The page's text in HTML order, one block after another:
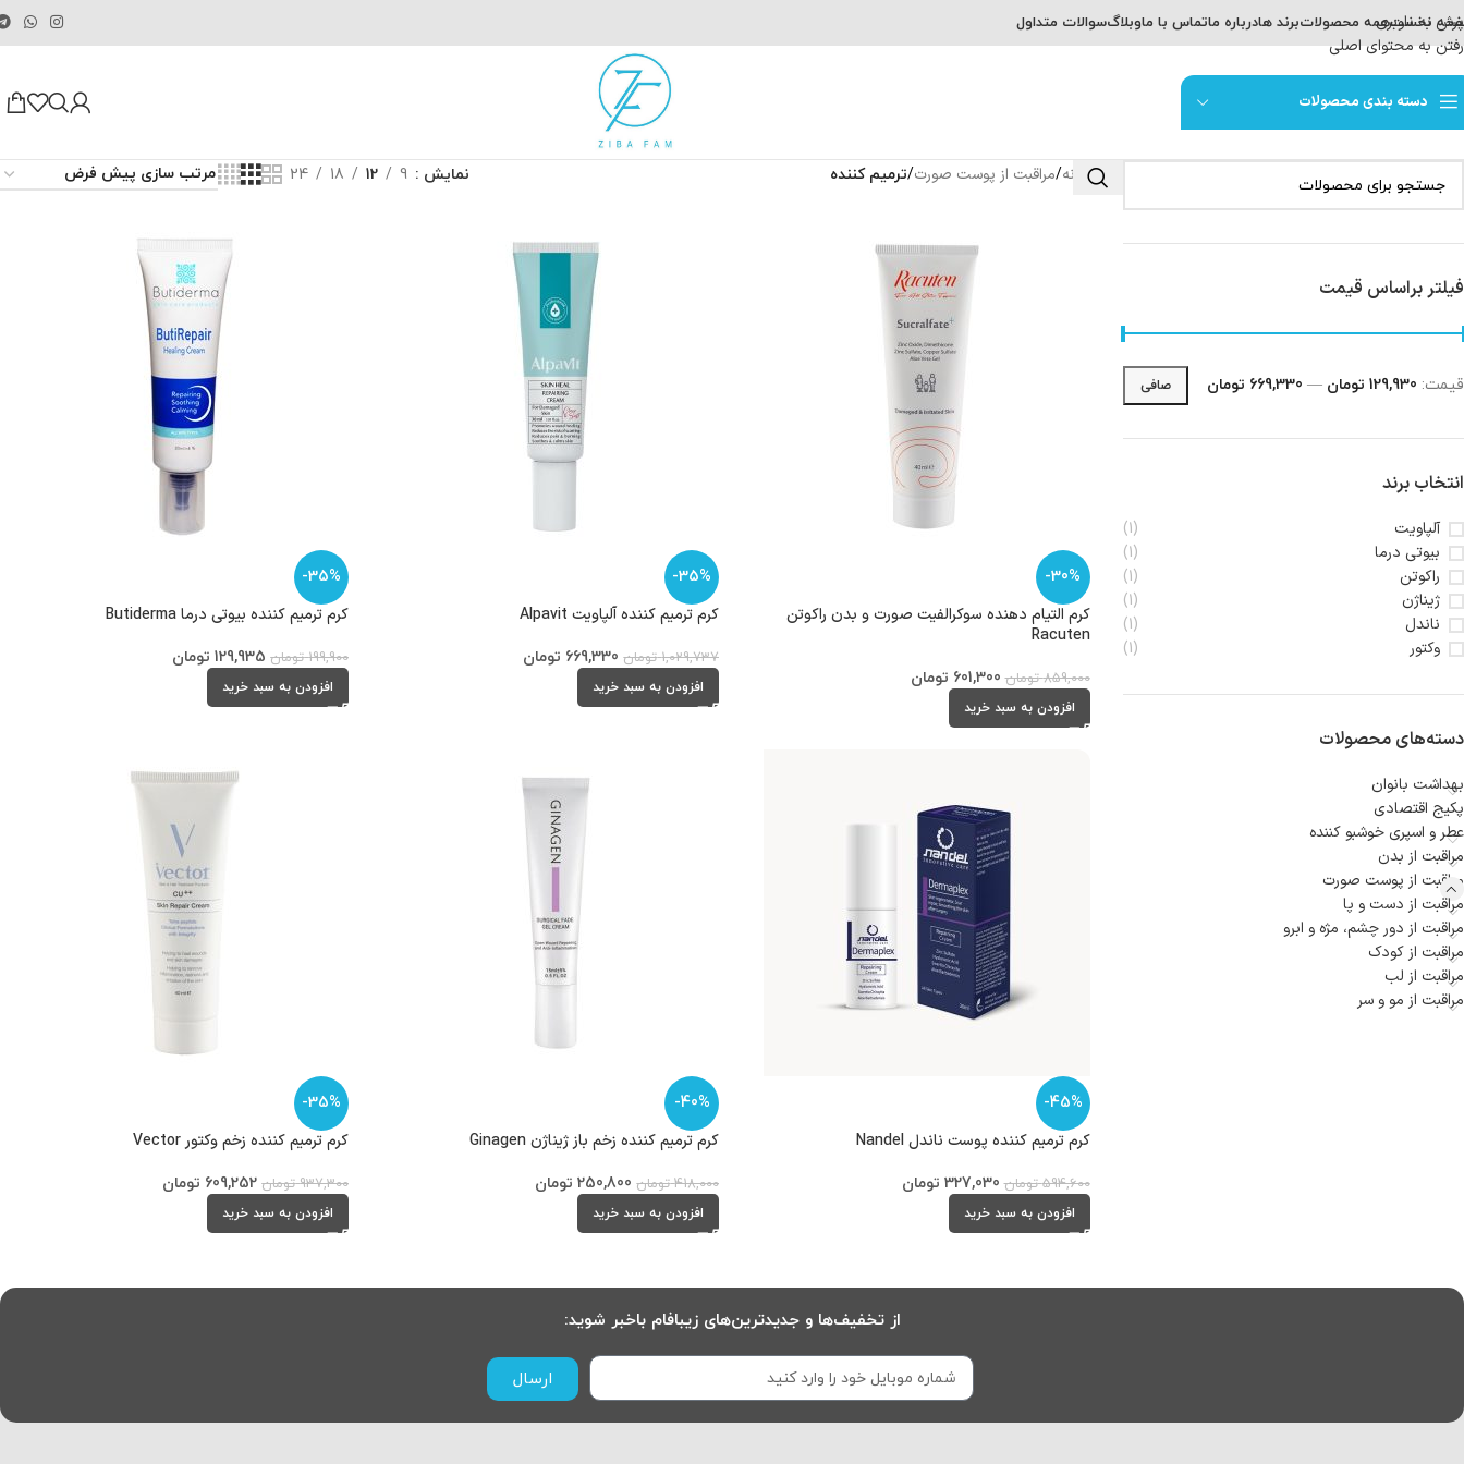
پرش به ناوبری
رفتن به محتوای اصلی
نخستهمه محصولاتبرند هادرباره ماتماس با ماوبلاگسوالات متداول
دسته بندی محصولات
فیلتر براساس قیمت
صافی قيمت: 129,930 تومان — 669,330 تومان
انتخاب برند
آلپاویت (1)
بیوتی درما (1)
راکوتن (1)
ژیناژن (1)
ناندل (1)
وکتور (1)
دسته‌های محصولات
بهداشت بانوان
پکیج اقتصادی
عطر و اسپری خوشبو کننده
مراقبت از بدن
مراقبت از پوست صورت
مراقبت از دست و پا
مراقبت از دور چشم، مژه و ابرو
مراقبت از کودک
مراقبت از لب
مراقبت از مو و سر
خانه/مراقبت از پوست صورت/ترمیم کننده نمایش 9
12
18
24
-30%
کرم التیام دهنده سوکرالفیت صورت و بدن راکوتن
Racuten
859,000 تومان 601,300 تومان
افزودن به سبد خرید
-35%
کرم ترمیم کننده آلپاویت Alpavit
1,029,737 تومان 669,330 تومان
افزودن به سبد خرید
-35%
کرم ترمیم کننده بیوتی درما Butiderma
199,900 تومان 129,935 تومان
افزودن به سبد خرید
-45%
کرم ترمیم کننده پوست ناندل Nandel
594,600 تومان 327,030 تومان
افزودن به سبد خرید
-40%
کرم ترمیم کننده زخم باز ژیناژن Ginagen
418,000 تومان 250,800 تومان
افزودن به سبد خرید
-35%
کرم ترمیم کننده زخم وکتور Vector
937,300 تومان 609,252 تومان
افزودن به سبد خرید
از تخفیف‌ها و جدیدترین‌های زیبافام باخبر شوید:
ارسال